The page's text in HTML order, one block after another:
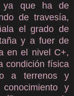
ya que ha de
de travesía,
el grado de
y a fuer de
en el nivel C+,
condición física
a terrenos y
y